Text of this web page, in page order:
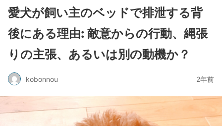
愛犬が飼い主のベッドで排泄する背
後にある理由: 敵意からの行動、縄張
りの主張、あるいは別の動機か？
kobonnou 2年前